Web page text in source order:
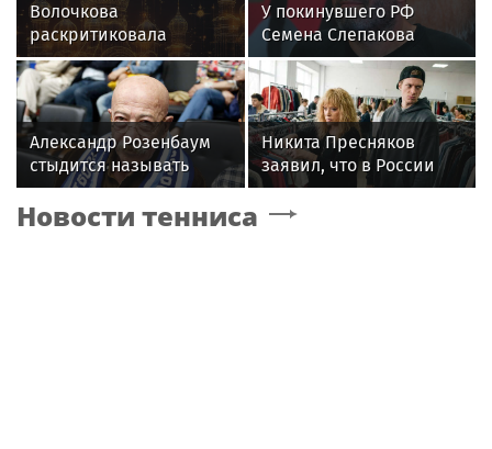
Волочкова
раскритиковала
концерт Билана в
Москве за плохую
организацию
У покинувшего РФ
Семена Слепакова
нашли еще две
квартиры в Москве
Александр Розенбаум
стыдится называть
себя звездой
Никита Пресняков
заявил, что в России
его обидели. И
рассорился с братом
Новости тенниса